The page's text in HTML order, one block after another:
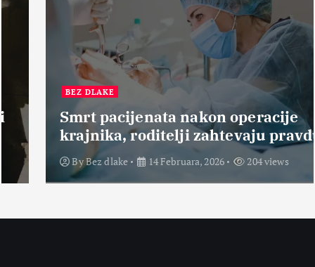
BEZ DLAKE
Smrt pacijenata nakon operacije
krajnika, roditelji zahtevaju pravdu
Bez dlake 14 Februara, 2026 204 views